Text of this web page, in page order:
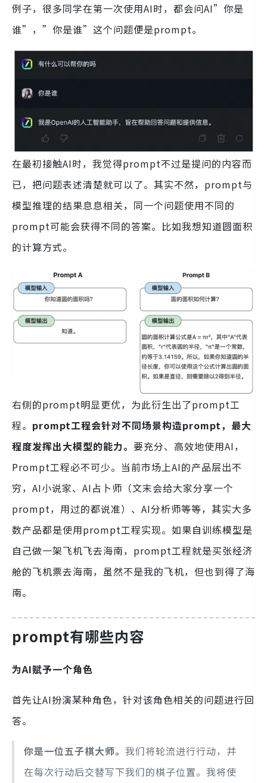
例子，很多同学在第一次使用AI时，都会问AI”你是
谁”，”你是谁”这个问题便是prompt。
在最初接触AI时，我觉得prompt不过是提问的内容而
已，把问题表述清楚就可以了。其实不然，prompt与
模型推理的结果息息相关，同一个问题使用不同的
prompt可能会获得不同的答案。比如我想知道圆面积
的计算方式。
右侧的prompt明显更优，为此衍生出了prompt工
程。 prompt工程会针对不同场景构造prompt，最大
程度发挥出大模型的能力。 要充分、高效地使用AI，
Prompt工程必不可少。当前市场上AI的产品层出不
穷，AI小说家、AI占卜师（文末会给大家分享一个
prompt，用过的都说准）、AI分析师等等，其实大多
数产品都是使用prompt工程实现。如果自训练模型是
自己做一架飞机飞去海南，prompt工程就是买张经济
舱的飞机票去海南，虽然不是我的飞机，但也到得了海
南。
prompt有哪些内容
为AI赋予一个角色
首先让AI扮演某种角色，针对该角色相关的问题进行回
答。
你是一位五子棋大师。 我们将轮流进行行动，并
在每次行动后交替写下我们的棋子位置。我将使